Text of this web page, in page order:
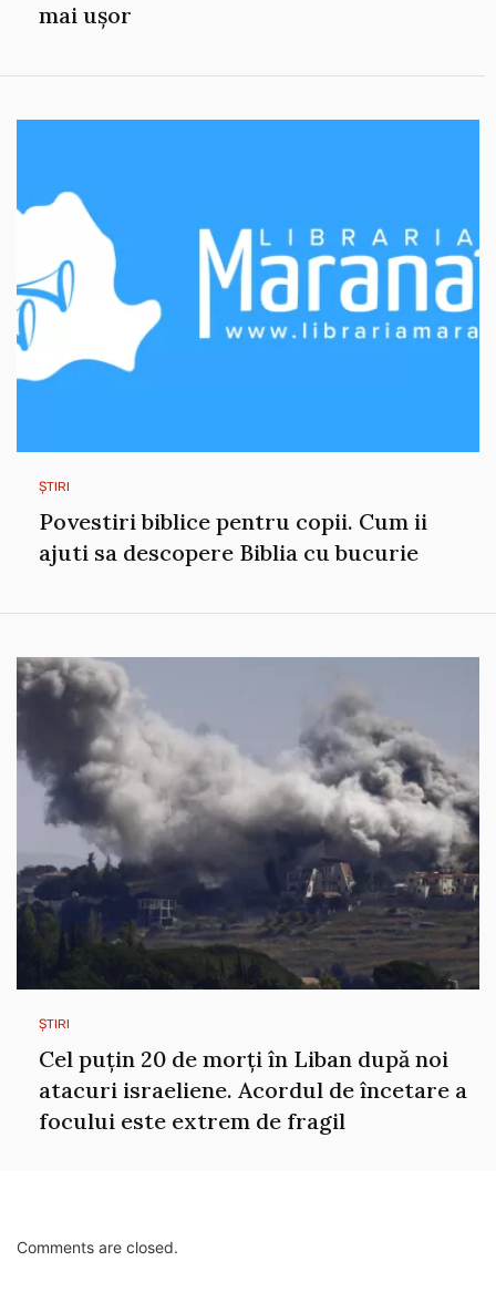
mai ușor
ȘTIRI
Povestiri biblice pentru copii. Cum ii
ajuti sa descopere Biblia cu bucurie
ȘTIRI
Cel puțin 20 de morți în Liban după noi
atacuri israeliene. Acordul de încetare a
focului este extrem de fragil
Comments are closed.